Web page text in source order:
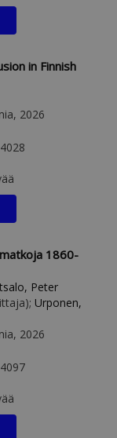
in Finnish
2026
1860-
Peter
Urponen,
2026